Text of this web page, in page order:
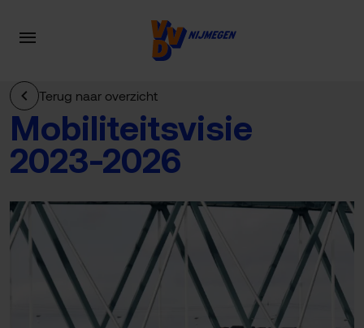
Terug naar overzicht
Mobiliteitsvisie
2023-2026